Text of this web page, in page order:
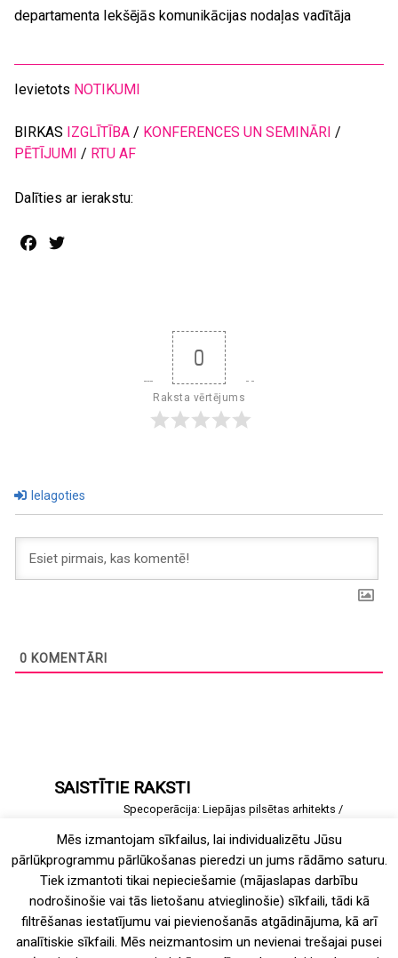
departamenta Iekšējās komunikācijas nodaļas vadītāja
Ievietots NOTIKUMI
BIRKAS IZGLĪTĪBA / KONFERENCES UN SEMINĀRI /
PĒTĪJUMI / RTU AF
Dalīties ar ierakstu:
Facebook
0
Raksta vērtējums
Ielagoties
0 KOMENTĀRI
SAISTĪTIE RAKSTI
Specoperācija: Liepājas pilsētas arhitekts
Liepājas Liķiera fabrikas darījumu centrs
4 views
Bērnudārzs Raganā — aXis
3 views
Mēs izmantojam sīkfailus, lai individualizētu Jūsu
pārlūkprogrammu pārlūkošanas pieredzi un jums rādāmo saturu.
Tiek izmantoti tikai nepieciešamie (mājaslapas darbību
nodrošinošie vai tās lietošanu atvieglinošie) sīkfaili, tādi kā
filtrēšanas iestatījumu vai pievienošanās atgādinājuma, kā arī
analītiskie sīkfaili. Mēs neizmantosim un nevienai trešajai pusei